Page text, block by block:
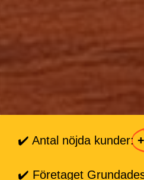
✔️ Antal nöjda kunder:
✔️ Företaget